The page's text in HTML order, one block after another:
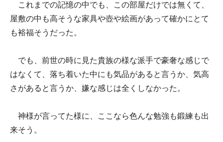
これまでの記憶の中でも、この部屋だけでは無くて、
屋敷の中も高そうな家具や壺や絵画があって確かにとて
も裕福そうだった。
でも、前世の時に見た貴族の様な派手で豪奢な感じで
はなくて、落ち着いた中にも気品があると言うか、気高
さがあると言うか、嫌な感じは全くしなかった。
神様が言ってた様に、ここなら色んな勉強も鍛練も出
来そう。